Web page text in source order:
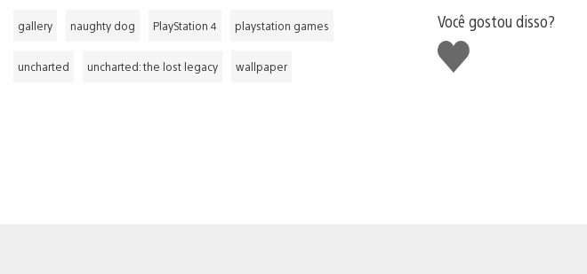
gallery naughty dog PlayStation 4 playstation games
uncharted uncharted: the lost legacy wallpaper
Você gostou disso?
Curtir